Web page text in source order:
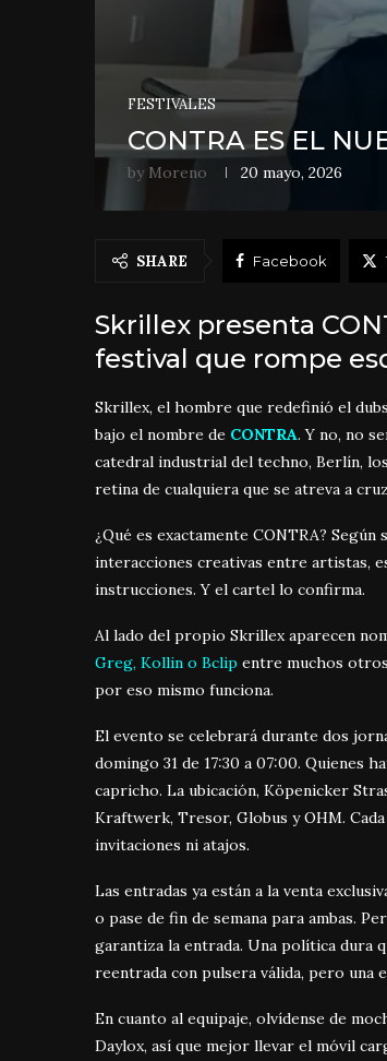
FESTIVALES
CONTRA ES EL
by Moreno 20 mayo, 2026
SHARE Facebook
Skrillex presenta
festival que rompe
Skrillex, el hombre que redefinió el
bajo el nombre de CONTRA. Y no, no
catedral industrial del techno, Berlín,
retina de cualquiera que se atreva a
¿Qué es exactamente CONTRA?
interacciones creativas entre artistas,
instrucciones. Y el cartel lo confirma.
Al lado del propio Skrillex aparecen
Greg, Kollin o Bclip entre muchos
por eso mismo funciona.
El evento se celebrará durante dos
domingo 31 de 17:30 a 07:00. Quienes
capricho. La ubicación, Köpenicker
Kraftwerk, Tresor, Globus y OHM.
invitaciones ni atajos.
Las entradas ya están a la venta
o pase de fin de semana para ambas.
garantiza la entrada. Una política dura
reentrada con pulsera válida, pero una
En cuanto al equipaje, olvídense de
Daylox, así que mejor llevar el móvil